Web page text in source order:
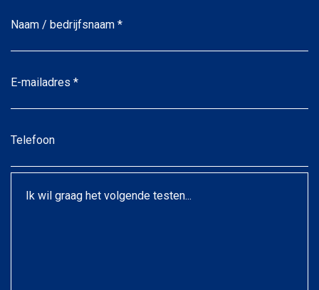
bedrijfsnaam
* *
graag